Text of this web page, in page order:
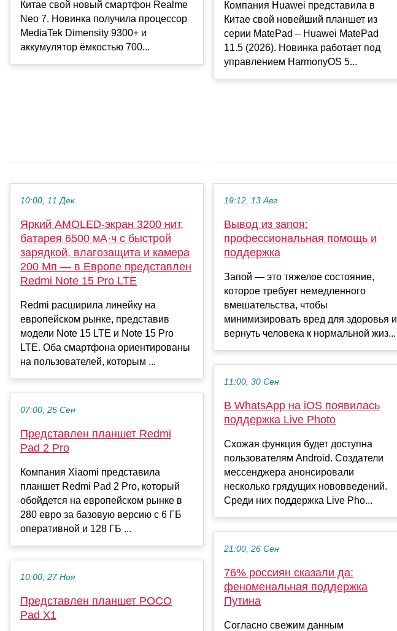
Китае свой новый смартфон Realme
Neo 7. Новинка получила процессор
MediaTek Dimensity 9300+ и
аккумулятор ёмкостью 700...
Компания Huawei представила в
Китае свой новейший планшет из
серии MatePad – Huawei MatePad
11.5 (2026). Новинка работает под
управлением HarmonyOS 5...
10:00, 11 Дек
Яркий AMOLED-экран 3200 нит,
батарея 6500 мА·ч с быстрой
зарядкой, влагозащита и камера
200 Мп — в Европе представлен
Redmi Note 15 Pro LTE
Redmi расширила линейку на
европейском рынке, представив
модели Note 15 LTE и Note 15 Pro
LTE. Оба смартфона ориентированы
на пользователей, которым ...
07:00, 25 Сен
Представлен планшет Redmi
Pad 2 Pro
Компания Xiaomi представила
планшет Redmi Pad 2 Pro, который
обойдется на европейском рынке в
280 евро за базовую версию с 6 ГБ
оперативной и 128 ГБ ...
10:00, 27 Ноя
Представлен планшет POCO
Pad X1
19:12, 13 Авг
Вывод из запоя:
профессиональная помощь и
поддержка
Запой — это тяжелое состояние,
которое требует немедленного
вмешательства, чтобы
минимизировать вред для здоровья и
вернуть человека к нормальной жиз...
11:00, 30 Сен
В WhatsApp на iOS появилась
поддержка Live Photo
Схожая функция будет доступна
пользователям Android. Создатели
мессенджера анонсировали
несколько грядущих нововведений.
Среди них поддержка Live Pho...
21:00, 26 Сен
76% россиян сказали да:
феноменальная поддержка
Путина
Согласно свежим данным